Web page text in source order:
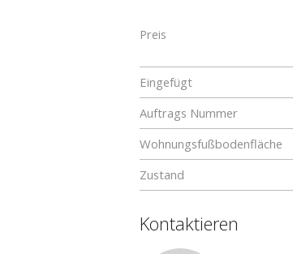
Preis
Eingefügt
Auftrags Nummer
Wohnungsfußbodenfläche
Zustand
Kontaktieren